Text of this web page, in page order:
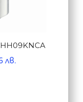
лв.